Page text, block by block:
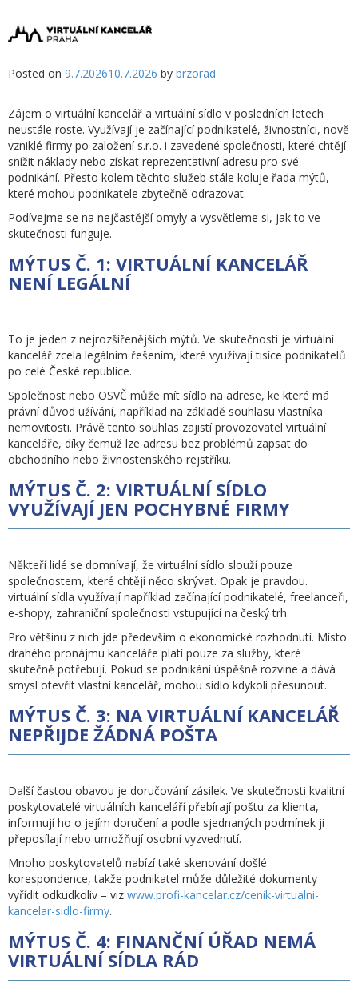
226
254
NEJČASTĚJŠÍ MÝTY O VIRTUÁLNÍCH
KANCELÁŘÍCH
Posted on 9.7.202610.7.2026 by brzorad
Zájem o virtuální kancelář a virtuální sídlo v posledních letech
neustále roste. Využívají je začínající podnikatelé, živnostníci, nově
vzniklé firmy po založení s.r.o. i zavedené společnosti, které chtějí
snížit náklady nebo získat reprezentativní adresu pro své
podnikání. Přesto kolem těchto služeb stále koluje řada mýtů,
které mohou podnikatele zbytečně odrazovat.
Podívejme se na nejčastější omyly a vysvětleme si, jak to ve
skutečnosti funguje.
MÝTUS Č. 1: VIRTUÁLNÍ KANCELÁŘ
NENÍ LEGÁLNÍ
To je jeden z nejrozšířenějších mýtů. Ve skutečnosti je virtuální
kancelář zcela legálním řešením, které využívají tisíce podnikatelů
po celé České republice.
Společnost nebo OSVČ může mít sídlo na adrese, ke které má
právní důvod užívání, například na základě souhlasu vlastníka
nemovitosti. Právě tento souhlas zajistí provozovatel virtuální
kanceláře, díky čemuž lze adresu bez problémů zapsat do
obchodního nebo živnostenského rejstříku.
MÝTUS Č. 2: VIRTUÁLNÍ SÍDLO
VYUŽÍVAJÍ JEN POCHYBNÉ FIRMY
Někteří lidé se domnívají, že virtuální sídlo slouží pouze
společnostem, které chtějí něco skrývat. Opak je pravdou.
virtuální sídla využívají například začínající podnikatelé, freelanceři,
e-shopy, zahraniční společnosti vstupující na český trh.
Pro většinu z nich jde především o ekonomické rozhodnutí. Místo
drahého pronájmu kanceláře platí pouze za služby, které
skutečně potřebují. Pokud se podnikání úspěšně rozvine a dává
smysl otevřít vlastní kancelář, mohou sídlo kdykoli přesunout.
MÝTUS Č. 3: NA VIRTUÁLNÍ KANCELÁŘ
NEPŘIJDE ŽÁDNÁ POŠTA
Další častou obavou je doručování zásilek. Ve skutečnosti kvalitní
poskytovatelé virtuálních kanceláří přebírají poštu za klienta,
informují ho o jejím doručení a podle sjednaných podmínek ji
přeposílají nebo umožňují osobní vyzvednutí.
Mnoho poskytovatelů nabízí také skenování došlé
korespondence, takže podnikatel může důležité dokumenty
vyřídit odkudkoliv – viz www.profi-kancelar.cz/cenik-virtualni-
kancelar-sidlo-firmy.
MÝTUS Č. 4: FINANČNÍ ÚŘAD NEMÁ
VIRTUÁLNÍ SÍDLA RÁD